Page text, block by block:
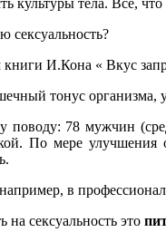
сексуальность?
книги И.Кона « Вкус
тонус организма,
78 мужчин
По мере улучшения
в
сексуальность это